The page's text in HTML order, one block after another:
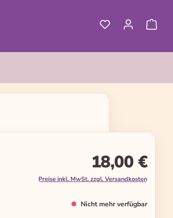
18,00 €
Preise inkl. MwSt. zzgl. Versandkosten
Nicht mehr verfügbar